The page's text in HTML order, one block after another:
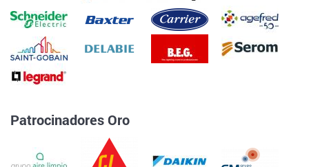
Patrocinadores Oro